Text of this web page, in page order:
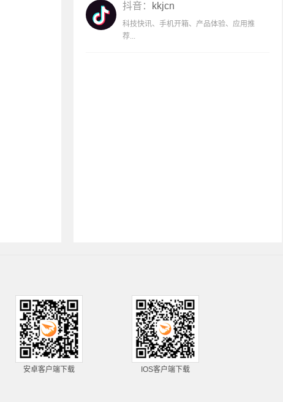
抖音： kkjcn
科技快讯、手机开箱、产品体验、应用推
荐...
安卓客户端下载 IOS客户端下载